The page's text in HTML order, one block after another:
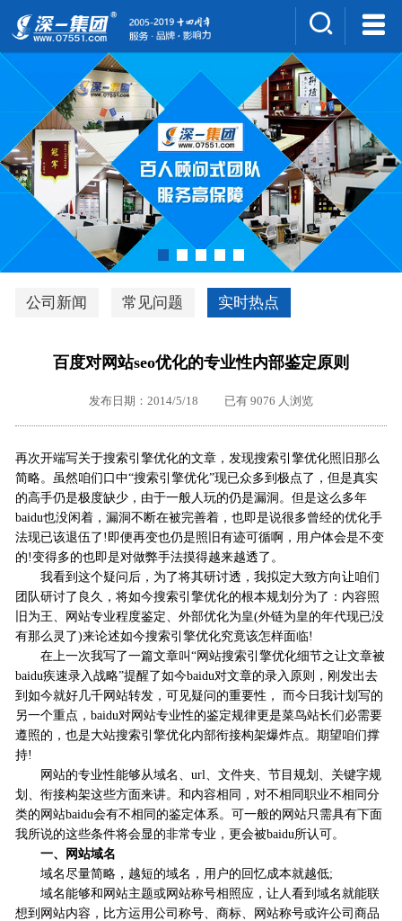
集团介绍
人才招聘
案例展示
新闻中心
深一风采
联系我们
深优通系统V3.0
深一集团优势
外地客户专栏
工单提交
公司新闻 常见问题 实时热点
百度对网站seo优化的专业性内部鉴定原则
发布日期：2014/5/18 已有 9076 人浏览
再次开端写关于搜索引擎优化的文章，发现搜索引擎优化照旧那么
简略。虽然咱们口中“搜索引擎优化”现已众多到极点了，但是真实
的高手仍是极度缺少，由于一般人玩的仍是漏洞。但是这么多年
baidu也没闲着，漏洞不断在被完善着，也即是说很多曾经的优化手
法现已该退伍了!即便再变也仍是照旧有迹可循啊，用户体会是不变
的!变得多的也即是对做弊手法摸得越来越透了。
我看到这个疑问后，为了将其研讨透，我拟定大致方向让咱们
团队研讨了良久，将如今搜索引擎优化的根本规划分为了：内容照
旧为王、网站专业程度鉴定、外部优化为皇(外链为皇的年代现已没
有那么灵了)来论述如今搜索引擎优化究竟该怎样面临!
在上一次我写了一篇文章叫“网站搜索引擎优化细节之让文章被
baidu疾速录入战略”提醒了如今baidu对文章的录入原则，刚发出去
到如今就好几千网站转发，可见疑问的重要性， 而今日我计划写的
另一个重点，baidu对网站专业性的鉴定规律更是菜鸟站长们必需要
遵照的，也是大站搜索引擎优化内部衔接构架爆炸点。期望咱们撑
持!
网站的专业性能够从域名、url、文件夹、节目规划、关键字规
划、衔接构架这些方面来讲。和内容相同，对不相同职业不相同分
类的网站baidu会有不相同的鉴定体系。可一般的网站只需具有下面
我所说的这些条件将会显的非常专业，更会被baidu所认可。
一、网站域名
域名尽量简略，越短的域名，用户的回忆成本就越低;
域名能够和网站主题或网站称号相照应，让人看到域名就能联
想到网站内容，比方运用公司称号、商标、网站称号或许公司商品